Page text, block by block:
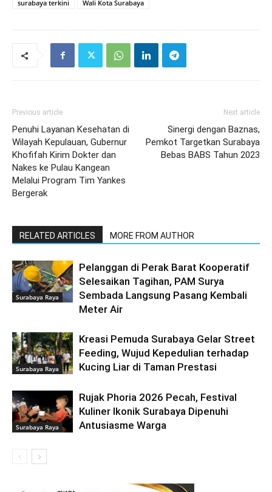
surabaya terkini Wali Kota Surabaya
Previous article
Penuhi Layanan Kesehatan di
Wilayah Kepulauan, Gubernur
Khofifah Kirim Dokter dan
Nakes ke Pulau Kangean
Melalui Program Tim Yankes
Bergerak
Next article
Sinergi dengan Baznas,
Pemkot Targetkan Surabaya
Bebas BABS Tahun 2023
RELATED ARTICLES MORE FROM AUTHOR
Surabaya Raya
Pelanggan di Perak Barat Kooperatif
Selesaikan Tagihan, PAM Surya
Sembada Langsung Pasang Kembali
Meter Air
Surabaya Raya
Kreasi Pemuda Surabaya Gelar Street
Feeding, Wujud Kepedulian terhadap
Kucing Liar di Taman Prestasi
Surabaya Raya
Rujak Phoria 2026 Pecah, Festival
Kuliner Ikonik Surabaya Dipenuhi
Antusiasme Warga